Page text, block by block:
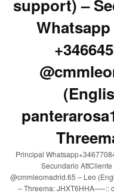
support) –
Principal
Secundario AttCliente
@cmmleomadrid.65 – Leo
– Threema: JHXT6HHA—–::